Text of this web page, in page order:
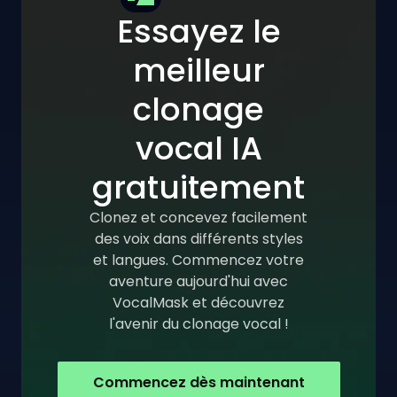
Essayez le
meilleur
clonage
vocal IA
gratuitement
Clonez et concevez facilement
des voix dans différents styles
et langues. Commencez votre
aventure aujourd'hui avec
VocalMask et découvrez
l'avenir du clonage vocal !
Commencez dès maintenant